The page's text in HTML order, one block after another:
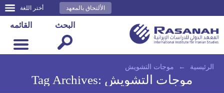
أختر اللغة الألتحاق بالمعهد
القائمه البحث
الرئيسية ← موجات التشويش
Tag Archives: موجات التشويش